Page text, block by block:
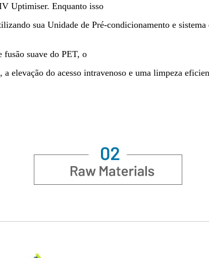
Uptimiser. Enquanto isso
sua Unidade de Pré-condicionamento e
fusão suave do PET, o
elevação do acesso intravenoso e uma limpeza